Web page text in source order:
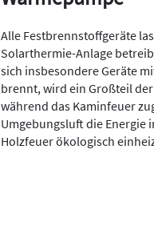
Alle Festbrennstoffgeräte
Solarthermie-Anlage
sich insbesondere Geräte
brennt, wird ein Großteil
während das Kaminfeuer
Umgebungsluft die Energie
Holzfeuer ökologisch